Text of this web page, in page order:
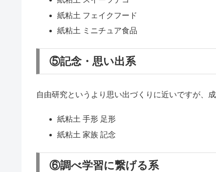
②キャラクター・生き物で飾れる
好きな動物やキャラクターを作りたい子にはこの
紙粘土 キャラクター